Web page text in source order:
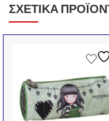
ΣΧΕΤΙΚΆ